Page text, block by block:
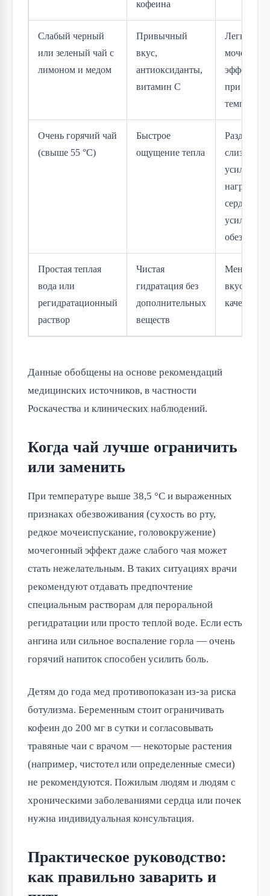
кофеина
Слабый черный
или зеленый чай с
лимоном и медом
Привычный
вкус,
антиоксиданты,
витамин C
Легкий
эффект,
при
Очень горячий чай
(свыше 55 °C)
Быстрое
ощущение тепла
слизистых,
усиление
нагрузки
сердце,
усиления
Простая теплая
вода или
регидратационный
раствор
Чистая
гидратация без
дополнительных
веществ
Меньше
вкусовых
качеств
Данные обобщены на основе рекомендаций
медицинских источников, в частности
Роскачества и клинических наблюдений.
Когда чай лучше ограничить
или заменить
При температуре выше 38,5 °C и выраженных
признаках обезвоживания (сухость во рту,
редкое мочеиспускание, головокружение)
мочегонный эффект даже слабого чая может
стать нежелательным. В таких ситуациях врачи
рекомендуют отдавать предпочтение
специальным растворам для пероральной
регидратации или просто теплой воде. Если есть
ангина или сильное воспаление горла — очень
горячий напиток способен усилить боль.
Детям до года мед противопоказан из-за риска
ботулизма. Беременным стоит ограничивать
кофеин до 200 мг в сутки и согласовывать
травяные чаи с врачом — некоторые растения
(например, чистотел или определенные смеси)
не рекомендуются. Пожилым людям и людям с
хроническими заболеваниями сердца или почек
нужна индивидуальная консультация.
Практическое руководство:
как правильно заварить и